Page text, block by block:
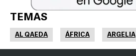
TEMAS
AL QAEDA ÁFRICA ARGELIA